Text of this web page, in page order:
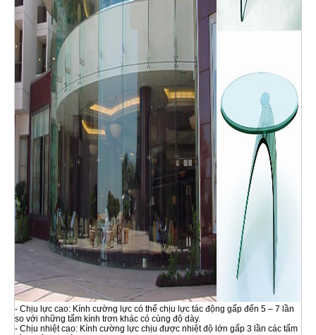
- Chịu lực cao: Kính cường lực có thể chịu lực tác động gấp đến 5 – 7 lần
so với những tấm kính trơn khác có cùng độ dày.
- Chịu nhiệt cao: Kính cường lực chịu được nhiệt độ lớn gấp 3 lần các tấm